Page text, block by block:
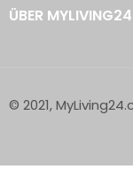
ÜBER MYLIVING24
© 2021,